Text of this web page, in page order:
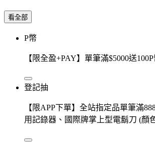
看全部
P幣
【限全盈+PAY】單筆滿$5000送
登記抽
【限APP下單】全站指定品單筆滿
用記錄器、國際牌掌上型電鬍刀 (顏